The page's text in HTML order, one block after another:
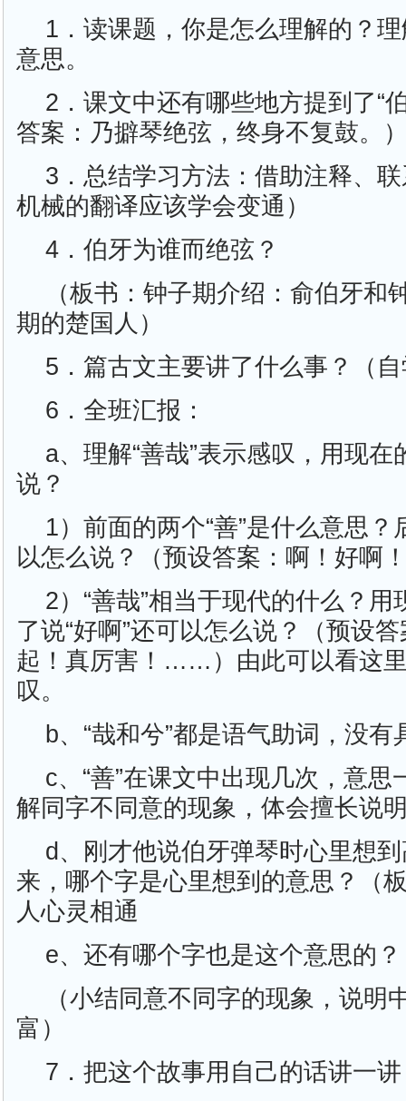
1．读课题，你是怎么理解的？理
意思。
2．课文中还有哪些地方提到了“
答案：乃擗琴绝弦，终身不复鼓。
3．总结学习方法：借助注释、
机械的翻译应该学会变通）
4．伯牙为谁而绝弦？
（板书：钟子期介绍：俞伯牙和
期的楚国人）
5．篇古文主要讲了什么事？（
6．全班汇报：
a、理解“善哉”表示感叹，用现
说？
1）前面的两个“善”是什么意思？
以怎么说？（预设答案：啊！好啊
2）“善哉”相当于现代的什么？
了说“好啊”还可以怎么说？（预设
起！真厉害！……）由此可以看这里
叹。
b、“哉和兮”都是语气助词，没有
c、“善”在课文中出现几次，意思
解同字不同意的现象，体会擅长说
d、刚才他说伯牙弹琴时心里想
来，哪个字是心里想到的意思？（
人心灵相通
e、还有哪个字也是这个意思的
（小结同意不同字的现象，说明
富）
7．把这个故事用自己的话讲一